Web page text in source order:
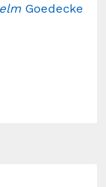
Goedecke